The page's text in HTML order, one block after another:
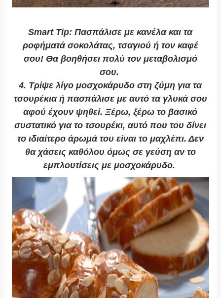
Smart Tip: Πασπάλισε με κανέλα και τα
ροφήματά σοκολάτας, τσαγιού ή τον καφέ
σου! Θα βοηθήσει πολύ τον μεταβολισμό
σου.
4. Τρίψε λίγο μοσχοκάρυδο στη ζύμη για τα
τσουρέκια ή πασπάλισε με αυτό τα γλυκά σου
αφού έχουν ψηθεί. Ξέρω, ξέρω το βασικό
συστατικό για το τσουρέκι, αυτό που του δίνει
το ιδιαίτερο άρωμά του είναι το μαχλέπι. Δεν
θα χάσεις καθόλου όμως σε γεύση αν το
εμπλουτίσεις με μοσχοκάρυδο.